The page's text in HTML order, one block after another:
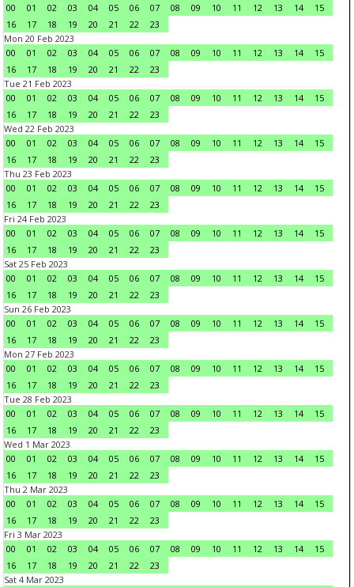
00
01 02 03 04 05 06 07 08 09 10 11 12 13 14
15
16
17 18 19 20 21 22
23
Mon 20 Feb 2023
00
01 02 03 04 05 06 07 08 09 10 11 12 13 14
15
16
17 18 19 20 21 22
23
Tue 21 Feb 2023
00
01 02 03 04 05 06 07 08 09 10 11 12 13 14
15
16
17 18 19 20 21 22
23
Wed 22 Feb 2023
00
01 02 03 04 05 06 07 08 09 10 11 12 13 14
15
16
17 18 19 20 21 22
23
Thu 23 Feb 2023
00
01 02 03 04 05 06 07 08 09 10 11 12 13 14
15
16
17 18 19 20 21 22
23
Fri 24 Feb 2023
00
01 02 03 04 05 06 07 08 09 10 11 12 13 14
15
16
17 18 19 20 21 22
23
Sat 25 Feb 2023
00
01 02 03 04 05 06 07 08 09 10 11 12 13 14
15
16
17 18 19 20 21 22
23
Sun 26 Feb 2023
00
01 02 03 04 05 06 07 08 09 10 11 12 13 14
15
16
17 18 19 20 21 22
23
Mon 27 Feb 2023
00
01 02 03 04 05 06 07 08 09 10 11 12 13 14
15
16
17 18 19 20 21 22
23
Tue 28 Feb 2023
00
01 02 03 04 05 06 07 08 09 10 11 12 13 14
15
16
17 18 19 20 21 22
23
Wed 1 Mar 2023
00
01 02 03 04 05 06 07 08 09 10 11 12 13 14
15
16
17 18 19 20 21 22
23
Thu 2 Mar 2023
00
01 02 03 04 05 06 07 08 09 10 11 12 13 14
15
16
17 18 19 20 21 22
23
Fri 3 Mar 2023
00
01 02 03 04 05 06 07 08 09 10 11 12 13 14
15
16
17 18 19 20 21 22
23
Sat 4 Mar 2023